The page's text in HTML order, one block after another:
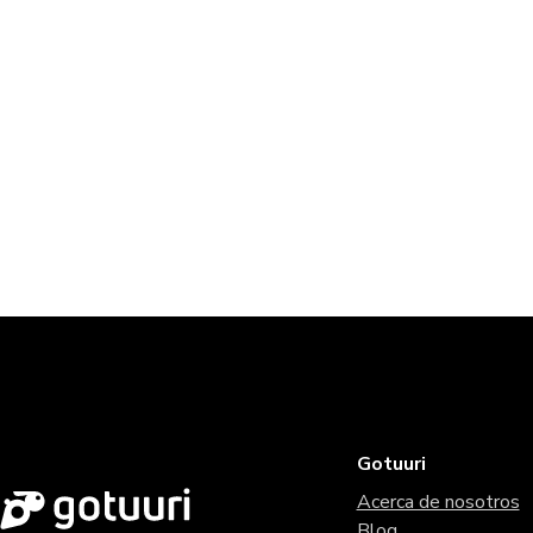
Gotuuri
Acerca de nosotros